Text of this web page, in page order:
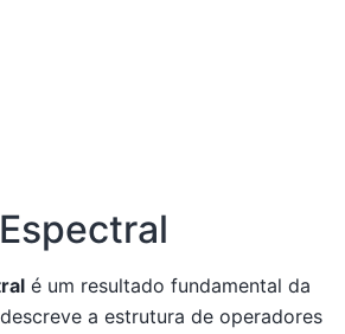
é um resultado fundamental da
a estrutura de operadores